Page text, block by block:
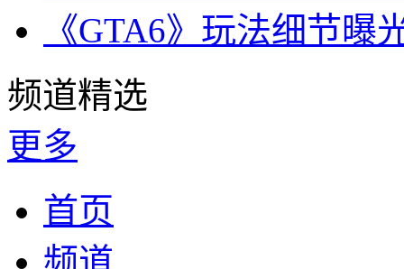
《GTA6》玩法细节
频道精选
更多
首页
频道